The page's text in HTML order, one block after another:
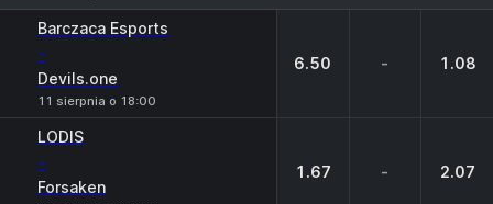
Barczaca Esports
-
Devils.one
11 sierpnia o 18:00
6.50 - 1.08
LODIS
-
Forsaken
1.67 - 2.07